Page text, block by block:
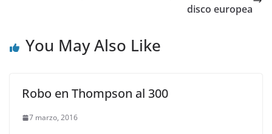
disco europea
You May Also Like
Robo en Thompson al 300
7 marzo, 2016